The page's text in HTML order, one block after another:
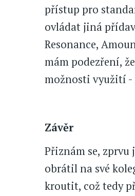
přístup pro
ovládat jiná
Resonance,
mám podezření,
možnosti využití -
Závěr
Přiznám se, zprvu
obrátil na své
kroutit, což tedy